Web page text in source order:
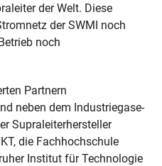
der Welt. Diese
der SWMI noch
noch
Partnern
neben dem Industriegase-
Supraleiterhersteller
die Fachhochschule
Institut für Technologie